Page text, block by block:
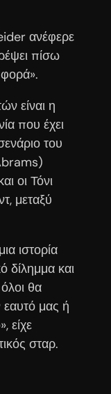
ανέφερε
πίσω
είναι η
που έχει
του
οι Τόνι
μεταξύ
ιστορία
δίλημμα και
θα
μας ή
είχε
σταρ.